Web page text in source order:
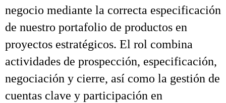
negocio mediante la correcta especificación
de nuestro portafolio de productos en
proyectos estratégicos. El rol combina
actividades de prospección, especificación,
negociación y cierre, así como la gestión de
cuentas clave y participación en